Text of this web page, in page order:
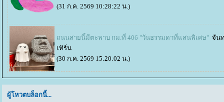
(31 ก.ค. 2569 10:28:22 น.)
ถนนสายนี้มีตะพาบ กม.ที่ 406 "วันธรรมดาที่แสนพิเศษ" จัน
เทิร์น
(30 ก.ค. 2569 15:20:02 น.)
ผู้โหวตบล็อกนี้...